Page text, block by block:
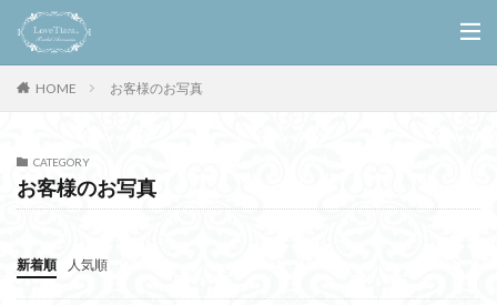
HOME お客様のお写真
CATEGORY
お客様のお写真
新着順 人気順